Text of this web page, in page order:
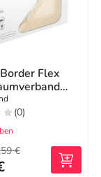
Flex
(0)
€